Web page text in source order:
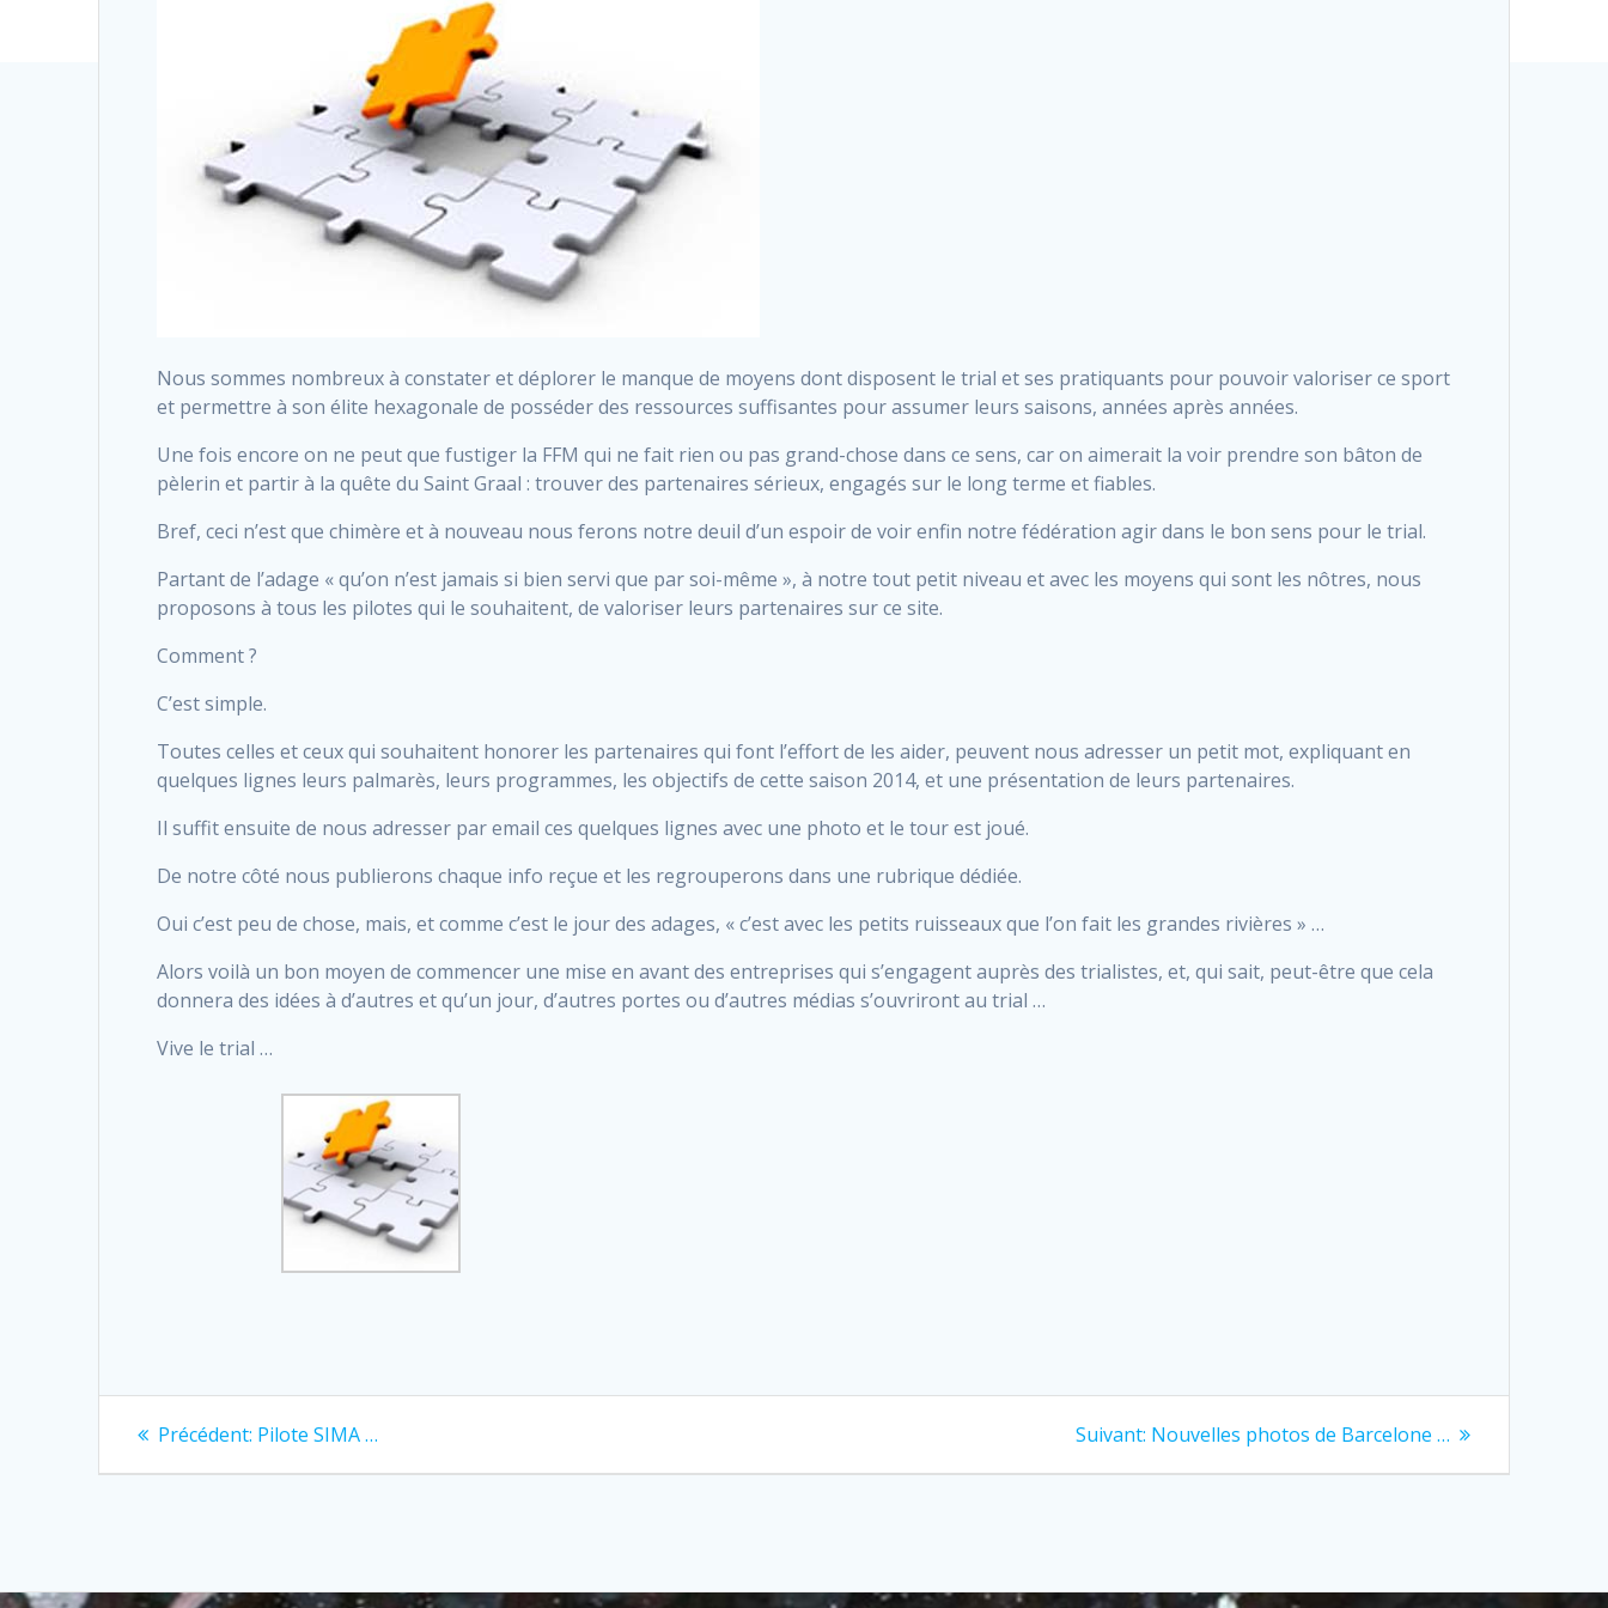
Nous sommes nombreux à constater et déplorer le manque de moyens dont disposent le trial et ses pratiquants pour pouvoir valoriser ce sport
et permettre à son élite hexagonale de posséder des ressources suffisantes pour assumer leurs saisons, années après années.
Une fois encore on ne peut que fustiger la FFM qui ne fait rien ou pas grand-chose dans ce sens, car on aimerait la voir prendre son bâton de
pèlerin et partir à la quête du Saint Graal : trouver des partenaires sérieux, engagés sur le long terme et fiables.
Bref, ceci n’est que chimère et à nouveau nous ferons notre deuil d’un espoir de voir enfin notre fédération agir dans le bon sens pour le trial.
Partant de l’adage « qu’on n’est jamais si bien servi que par soi-même », à notre tout petit niveau et avec les moyens qui sont les nôtres, nous
proposons à tous les pilotes qui le souhaitent, de valoriser leurs partenaires sur ce site.
Comment ?
C’est simple.
Toutes celles et ceux qui souhaitent honorer les partenaires qui font l’effort de les aider, peuvent nous adresser un petit mot, expliquant en
quelques lignes leurs palmarès, leurs programmes, les objectifs de cette saison 2014, et une présentation de leurs partenaires.
Il suffit ensuite de nous adresser par email ces quelques lignes avec une photo et le tour est joué.
De notre côté nous publierons chaque info reçue et les regrouperons dans une rubrique dédiée.
Oui c’est peu de chose, mais, et comme c’est le jour des adages, « c’est avec les petits ruisseaux que l’on fait les grandes rivières » …
Alors voilà un bon moyen de commencer une mise en avant des entreprises qui s’engagent auprès des trialistes, et, qui sait, peut-être que cela
donnera des idées à d’autres et qu’un jour, d’autres portes ou d’autres médias s’ouvriront au trial …
Vive le trial …
Navigation
de
Précédent: Previous
Pilote SIMA … Suivant: Next
Nouvelles photos de Barcelone …